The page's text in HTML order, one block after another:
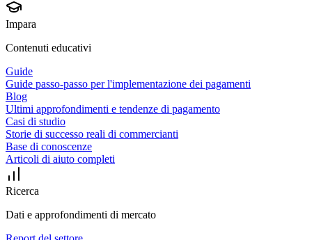
Impara
Contenuti educativi
Guide
Guide passo-passo per l'implementazione dei pagamenti
Blog
Ultimi approfondimenti e tendenze di pagamento
Casi di studio
Storie di successo reali di commercianti
Base di conoscenze
Articoli di aiuto completi
Ricerca
Dati e approfondimenti di mercato